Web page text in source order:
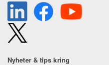
Nyheter & tips kring